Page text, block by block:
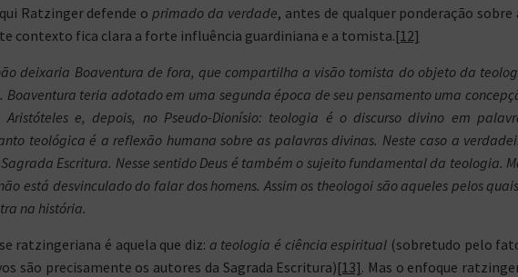
Ratzinger defende oprimado da verdade, antes de qualquer ponderação sobre
contexto fica clara a forte influência guardiniana e a tomista.[12]
deixaria Boaventura de fora, que compartilha a visão tomista do objeto da
Boaventura teria adotado em uma segunda época de seu pensamento uma
e, depois, no Pseudo-Dionísio: teologia é o discurso divino em
teológica é a reflexão humana sobre as palavras divinas. Neste caso a
Escritura. Nesse sentido Deus é também o sujeito fundamental da teologia.
está desvinculado do falar dos homens. Assim os theologoi são aqueles pelos
na história.
ratzingeriana é aquela que diz: a teologia é ciência espiritual (sobretudo pelo
são precisamente os autores da Sagrada Escritura)[13]. Mas o enfoque